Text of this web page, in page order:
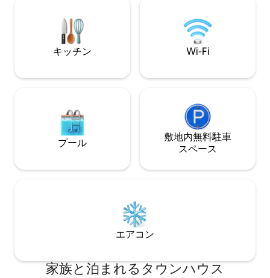
く。4つ星の家具付き宿泊施設 私たちは
英語を話します！
局などがあります
キッチン Wi-Fi
プール
敷地内無料駐⁠車
ス⁠ペ⁠ー⁠ス
エアコン
家族と泊まれるタウンハウス